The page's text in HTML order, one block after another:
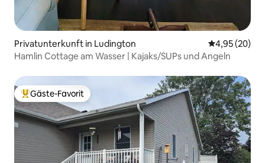
Privatunterkunft in Ludington
4,95 (20)
Hamlin Cottage am Wasser | Kajaks/SUPs und Angeln
Beliebter Gäste-Favorit.
Gäste-Favorit